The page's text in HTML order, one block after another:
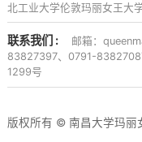
北工业大学伦敦玛丽女王大
联系我们 : 邮箱：
83827397、0791-
1299号
版权所有 © 南昌大学玛丽